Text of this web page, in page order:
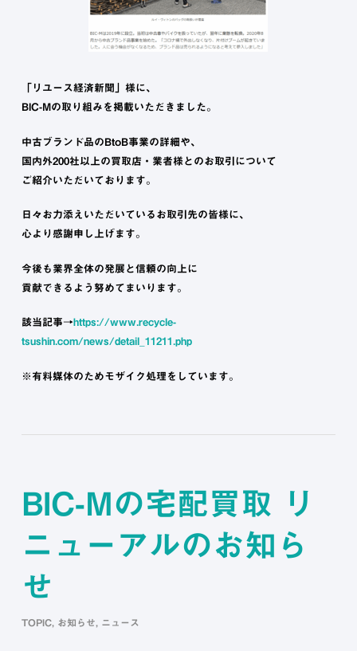
「リユース経済新聞」様に、
BIC-Mの取り組みを掲載いただきました。
中古ブランド品のBtoB事業の詳細や、
国内外200社以上の買取店・業者様とのお取引について
ご紹介いただいております。
日々お力添えいただいているお取引先の皆様に、
心より感謝申し上げます。
今後も業界全体の発展と信頼の向上に
貢献できるよう努めてまいります。
該当記事→https://www.recycle-
tsushin.com/news/detail_11211.php
※有料媒体のためモザイク処理をしています。
BIC-Mの宅配買取 リ
ニューアルのお知ら
せ
TOPIC, お知らせ ニュース